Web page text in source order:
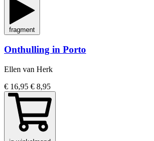
fragment
Onthulling in Porto
Ellen van Herk
€ 16,95 € 8,95